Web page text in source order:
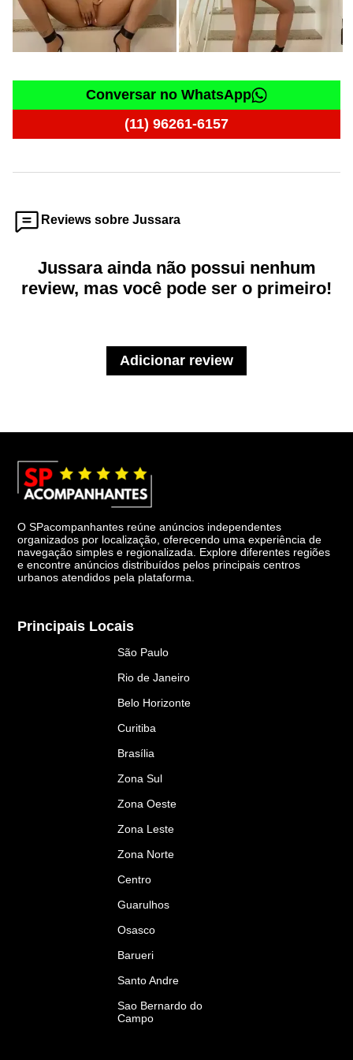
Conversar no WhatsApp
(11) 96261-6157
Reviews sobre Jussara
Jussara ainda não possui nenhum
review, mas você pode ser o primeiro!
Adicionar review
O SPacompanhantes reúne anúncios independentes
organizados por localização, oferecendo uma experiência de
navegação simples e regionalizada. Explore diferentes regiões
e encontre anúncios distribuídos pelos principais centros
urbanos atendidos pela plataforma.
Principais Locais
São Paulo
Rio de Janeiro
Belo Horizonte
Curitiba
Brasília
Zona Sul
Zona Oeste
Zona Leste
Zona Norte
Centro
Guarulhos
Osasco
Barueri
Santo Andre
Sao Bernardo do
Campo